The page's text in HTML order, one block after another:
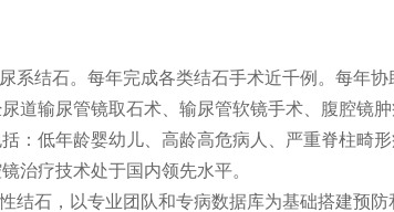
系结石。每年完成各类结石手术近千例。每年
道输尿管镜取石术、输尿管软镜手术、腹腔镜
：低年龄婴幼儿、高龄高危病人、严重脊柱畸
治疗技术处于国内领先水平。
结石，以专业团队和专病数据库为基础搭建预